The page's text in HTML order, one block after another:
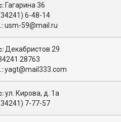
Гагарина 36
6-48-14
usm-59@mail.ru
Декабристов 29
28763
yagt@mail333.com
ул. Кирова, д. 1a
7-77-57